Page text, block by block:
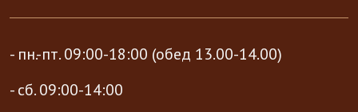
- пн.-пт. 09:00-18:00 (обед 13.00-14.00)
- сб. 09:00-14:00